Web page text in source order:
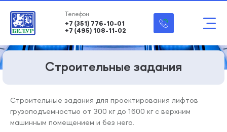
+7 (351) 776-10-01
+7 (495) 108-11-02
Строительные задания
Строительные задания для проектирования лифтов
грузоподъемностью от 300 кг до 1600 кг с верхним
машинным помещением и без него.